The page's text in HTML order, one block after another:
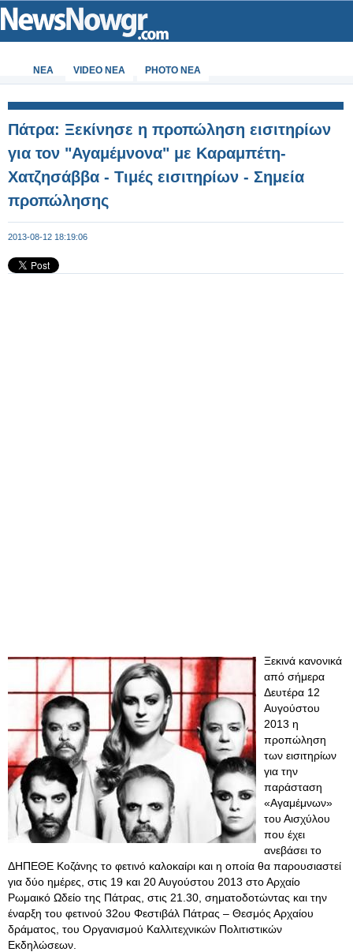
ΝΕΑ VIDEO NEA PHOTO NEA
Πάτρα: Ξεκίνησε η προπώληση εισιτηρίων
για τον "Αγαμέμνονα" με Καραμπέτη-
Χατζησάββα - Τιμές εισιτηρίων - Σημεία
προπώλησης
2013-08-12 18:19:06
Ξεκινά κανονικά
από σήμερα
Δευτέρα 12
Αυγούστου
2013 η
προπώληση
των εισιτηρίων
για την
παράσταση
«Αγαμέμνων»
του Αισχύλου
που έχει
ανεβάσει το
ΔΗΠΕΘΕ Κοζάνης το φετινό καλοκαίρι και η οποία θα παρουσιαστεί
για δύο ημέρες, στις 19 και 20 Αυγούστου 2013 στο Αρχαίο
Ρωμαικό Ωδείο της Πάτρας, στις 21.30, σηματοδοτώντας και την
έναρξη του φετινού 32ου Φεστιβάλ Πάτρας – Θεσμός Αρχαίου
δράματος, του Οργανισμού Καλλιτεχνικών Πολιτιστικών
Εκδηλώσεων.